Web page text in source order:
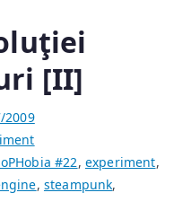
[II]
2009
#22, experiment,
, steampunk,